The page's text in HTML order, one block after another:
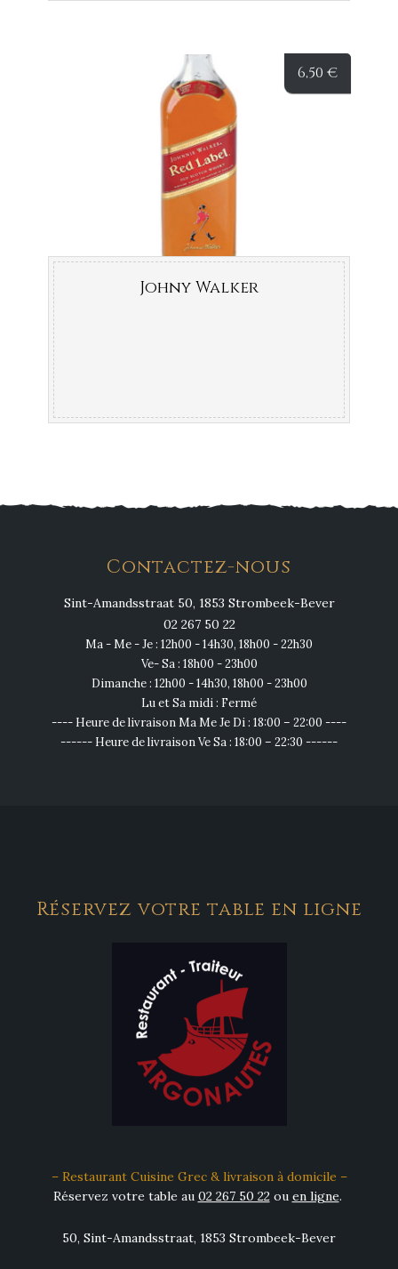
6,50 €
Johny Walker
Contactez-nous
Sint-Amandsstraat 50, 1853 Strombeek-Bever
02 267 50 22
Ma - Me - Je : 12h00 - 14h30, 18h00 - 22h30
Ve- Sa : 18h00 - 23h00
Dimanche : 12h00 - 14h30, 18h00 - 23h00
Lu et Sa midi : Fermé
---- Heure de livraison Ma Me Je Di : 18:00 – 22:00 ----
------ Heure de livraison Ve Sa : 18:00 – 22:30 ------
Réservez votre table en ligne
– Restaurant Cuisine Grec & livraison à domicile –
Réservez votre table au 02 267 50 22ou en ligne.
50, Sint-Amandsstraat, 1853 Strombeek-Bever